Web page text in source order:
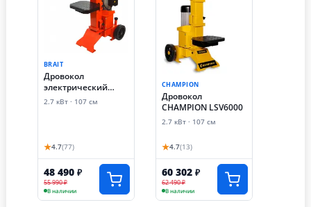
BRAIT
Дровокол
электрический
гидравлический
2.7 кВт · 107 см
★4.7(77)
48 490 ₽
55 990 ₽
В наличии
CHAMPION
Дровокол
CHAMPION LSV6000
2.7 кВт · 107 см
★4.7(13)
60 302 ₽
62 490 ₽
В наличии